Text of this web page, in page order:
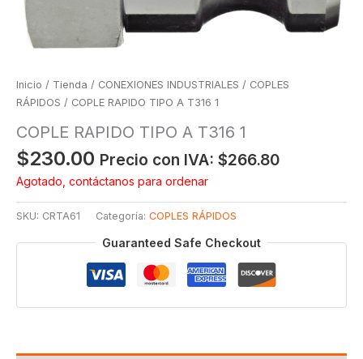
Inicio / Tienda / CONEXIONES INDUSTRIALES / COPLES
RÁPIDOS / COPLE RAPIDO TIPO A T316 1
COPLE RAPIDO TIPO A T316 1
$230.00 Precio con IVA: $266.80
Agotado, contáctanos para ordenar
SKU: CRTA61 Categoría: COPLES RÁPIDOS
Guaranteed Safe Checkout